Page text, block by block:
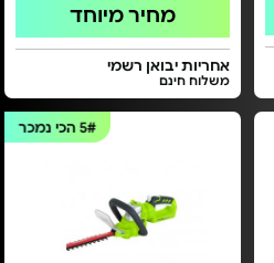
מחיר מיוחד
אחריות יבואן רשמי
משלוח חינם
5#הכי נמכר